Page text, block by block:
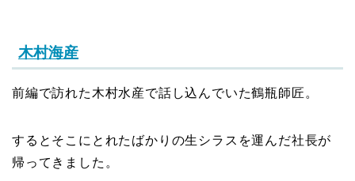
木村海産
前編で訪れた木村水産で話し込んでいた鶴瓶師匠。
するとそこにとれたばかりの生シラスを運んだ社長が
帰ってきました。